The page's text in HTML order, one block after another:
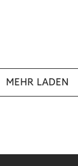
MEHR LADEN